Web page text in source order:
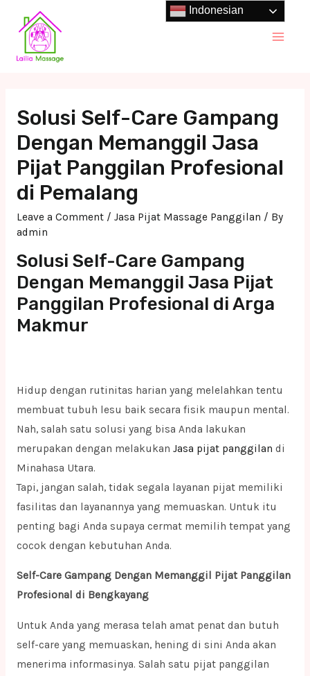
content
Solusi Self-Care Gampang
Dengan Memanggil Jasa
Pijat Panggilan Profesional
di Pemalang
Leave a Comment / Jasa Pijat Massage Panggilan / By
admin
Solusi Self-Care Gampang
Dengan Memanggil Jasa Pijat
Panggilan Profesional di Arga
Makmur
Hidup dengan rutinitas harian yang melelahkan tentu
membuat tubuh lesu baik secara fisik maupun mental.
Nah, salah satu solusi yang bisa Anda lakukan
merupakan dengan melakukan Jasa pijat panggilan di
Minahasa Utara.
Tapi, jangan salah, tidak segala layanan pijat memiliki
fasilitas dan layanannya yang memuaskan. Untuk itu
penting bagi Anda supaya cermat memilih tempat yang
cocok dengan kebutuhan Anda.
Self-Care Gampang Dengan Memanggil Pijat Panggilan
Profesional di Bengkayang
Untuk Anda yang merasa telah amat penat dan butuh
self-care yang memuaskan, hening di sini Anda akan
menerima informasinya. Salah satu pijat panggilan
Indonesian